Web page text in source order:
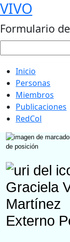
VIVO
Formulario
Inicio
Personas
Miembros
Publicaciones
RedCol
Graciela
Martínez
Externo